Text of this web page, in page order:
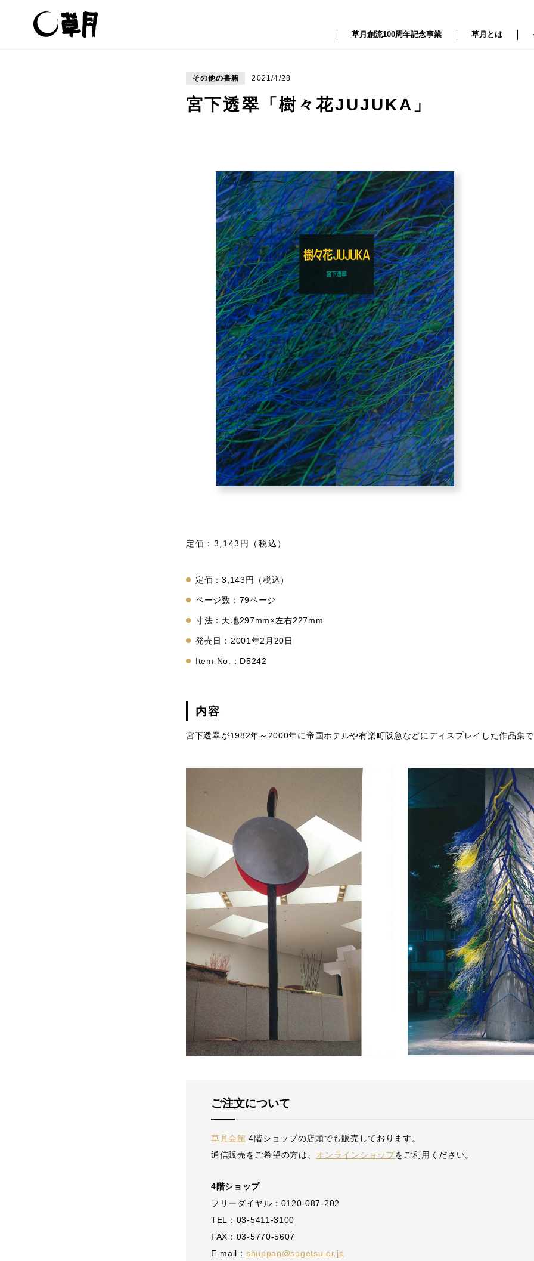
草月創流100周年記念事業 草月とは
その他の書籍 2021/4/28
宮下透翠「樹々花JUJUKA」
定価：3,143円（税込）
定価：3,143円（税込）
ページ数：79ページ
寸法：天地297mm×左右227mm
発売日：2001年2月20日
Item No.：D5242
内容
宮下透翠が1982年～2000年に帝国ホテルや有楽町阪急などにディスプレイした作品集
ご注文について
草月会館 4階ショップの店頭でも販売しております。
通信販売をご希望の方は、 オンラインショップをご利用ください。
4階ショップ
フリーダイヤル：0120-087-202
TEL：03-5411-3100
FAX：03-5770-5607
E-mail： shuppan@sogetsu.or.jp